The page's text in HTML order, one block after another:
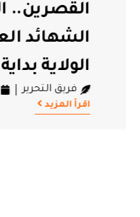
القصرين..
الشهائد
الولاية بداية من 13
فريق التحرير
اقرأ المزيد